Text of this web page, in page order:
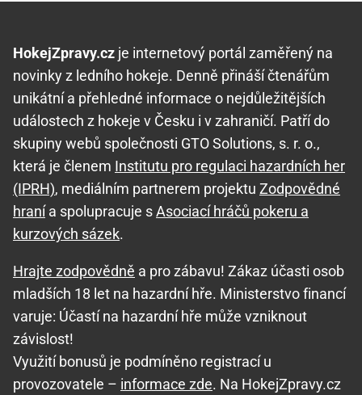
HokejZpravy.cz je internetový portál zaměřený na
novinky z ledního hokeje. Denně přináší čtenářům
unikátní a přehledné informace o nejdůležitějších
událostech z hokeje v Česku i v zahraničí. Patří do
skupiny webů společnosti GTO Solutions, s. r. o.,
která je členem Institutu pro regulaci hazardních her
(IPRH), mediálním partnerem projektu Zodpovědné
hranía spolupracuje sAsociací hráčů pokeru a
kurzových sázek.
Hrajte zodpovědně a pro zábavu! Zákaz účasti osob
mladších 18 let na hazardní hře. Ministerstvo financí
varuje: Účastí na hazardní hře může vzniknout
závislost!
Využití bonusů je podmíněno registrací u
provozovatele – informace zde. Na HokejZpravy.cz